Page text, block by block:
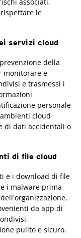
le
servizi cloud
della
monitorare e
e trasmessi i
personale
cloud
di dati accidentali o
di file cloud
e i download di file
i malware prima
da app di
pulito e sicuro.